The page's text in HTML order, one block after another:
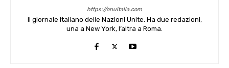
https://onuitalia.com
Il giornale Italiano delle Nazioni Unite. Ha due redazioni,
una a New York, l’altra a Roma.